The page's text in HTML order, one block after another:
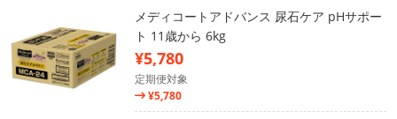
メディコートアドバンス 尿石ケア pHサポー
ト 11歳から 6kg
¥5,780
定期便対象
¥5,780